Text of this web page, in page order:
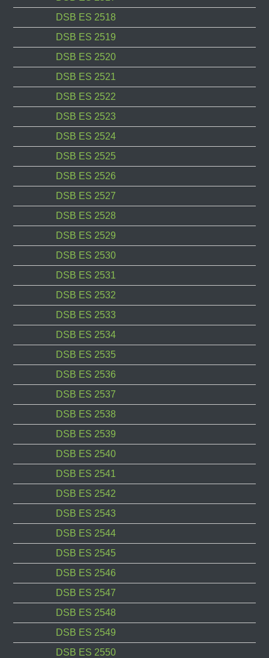
DSB ES 2518
DSB ES 2519
DSB ES 2520
DSB ES 2521
DSB ES 2522
DSB ES 2523
DSB ES 2524
DSB ES 2525
DSB ES 2526
DSB ES 2527
DSB ES 2528
DSB ES 2529
DSB ES 2530
DSB ES 2531
DSB ES 2532
DSB ES 2533
DSB ES 2534
DSB ES 2535
DSB ES 2536
DSB ES 2537
DSB ES 2538
DSB ES 2539
DSB ES 2540
DSB ES 2541
DSB ES 2542
DSB ES 2543
DSB ES 2544
DSB ES 2545
DSB ES 2546
DSB ES 2547
DSB ES 2548
DSB ES 2549
DSB ES 2550